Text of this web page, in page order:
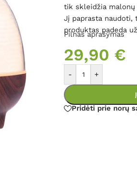
tik skleidžia malonų
Jį paprasta
produktas padeda
Pilnas aprašymas
29,90 €
- +
Pridėti prie norų